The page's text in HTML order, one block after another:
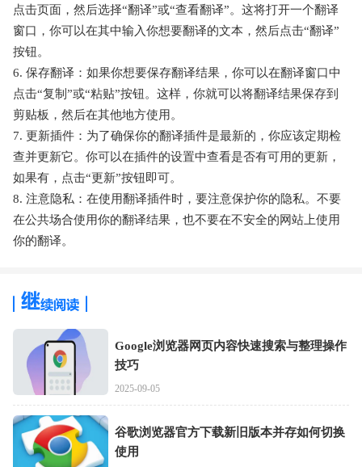
点击页面，然后选择“翻译”或“查看翻译”。这将打开一个翻译
窗口，你可以在其中输入你想要翻译的文本，然后点击“翻译”
按钮。
6. 保存翻译：如果你想要保存翻译结果，你可以在翻译窗口中
点击“复制”或“粘贴”按钮。这样，你就可以将翻译结果保存到
剪贴板，然后在其他地方使用。
7. 更新插件：为了确保你的翻译插件是最新的，你应该定期检
查并更新它。你可以在插件的设置中查看是否有可用的更新，
如果有，点击“更新”按钮即可。
8. 注意隐私：在使用翻译插件时，要注意保护你的隐私。不要
在公共场合使用你的翻译结果，也不要在不安全的网站上使用
你的翻译。
Google浏览器网页内容快速搜索与整理操作
技巧
2025-09-05
谷歌浏览器官方下载新旧版本并存如何切换
使用